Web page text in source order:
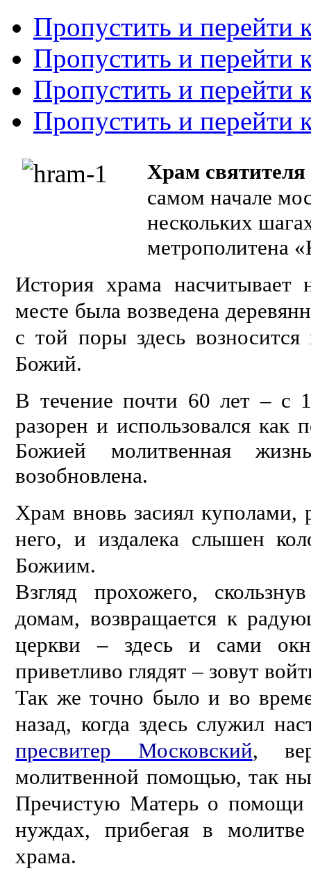
Пропустить и перейти
Пропустить и перейти
Пропустить и перейти
Пропустить и перейти
Храм с
самом начале
нескольких
метрополитена
История храма
месте была возведена
с той поры здесь
Божий.
В течение почти 60 лет – с
разорен и использовался
Божией молитвенная
возобновлена.
Храм вновь засиял куполами,
него, и издалека слышен
Божиим.
Взгляд прохожего,
домам, возвращается к
церкви – здесь и сами
приветливо глядят – зовут
Так же точно было и во
назад, когда здесь служил
пресвитер Московский,
молитвенной помощью, так
Пречистую Матерь о помощи
нуждах, прибегая в
храма.